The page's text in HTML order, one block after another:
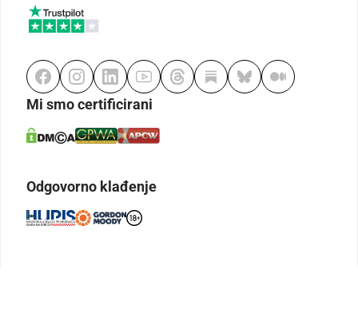
Mi smo certificirani
Odgovorno klađenje